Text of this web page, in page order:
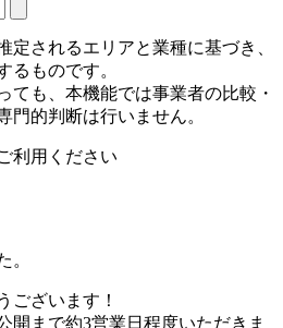
されるエリアと業種に基づき、
るものです。
ても、本機能では事業者の比較・
門的判断は行いません。
利用ください
。
ございます！
開まで約3営業日程度いただきま